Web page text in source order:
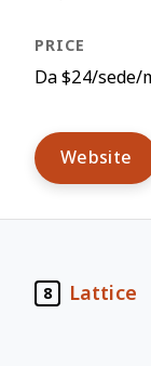
Da $24/
Website
8 Lattice